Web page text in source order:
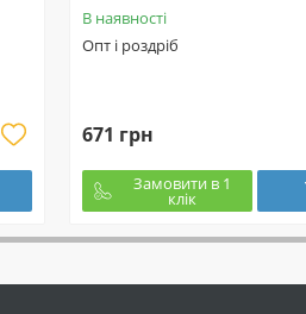
В наявності
Опт і роздріб
671 грн
Замовити в 1
клік